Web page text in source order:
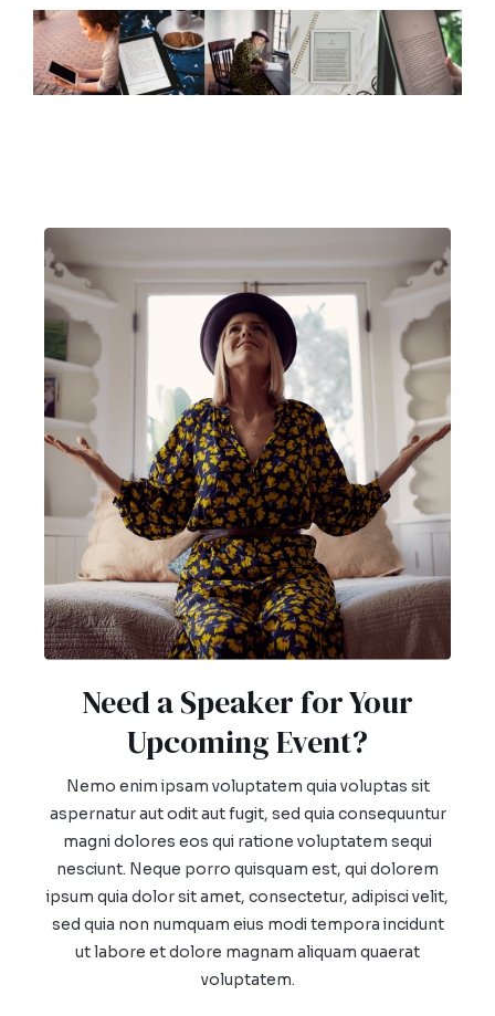
Need a Speaker for Your
Upcoming Event?​
Nemo enim ipsam voluptatem quia voluptas sit
aspernatur aut odit aut fugit, sed quia consequuntur
magni dolores eos qui ratione voluptatem sequi
nesciunt. Neque porro quisquam est, qui dolorem
ipsum quia dolor sit amet, consectetur, adipisci velit,
sed quia non numquam eius modi tempora incidunt
ut labore et dolore magnam aliquam quaerat
voluptatem.